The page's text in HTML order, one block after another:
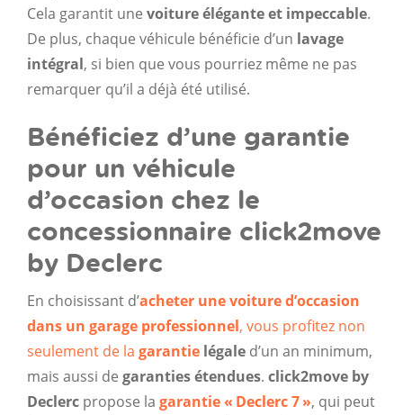
Cela garantit une voiture élégante et impeccable.
De plus, chaque véhicule bénéficie d’un lavage
intégral, si bien que vous pourriez même ne pas
remarquer qu’il a déjà été utilisé.
Bénéficiez d’une garantie
pour un véhicule
d’occasion chez le
concessionnaire click2move
by Declerc
En choisissant d’acheter une voiture d’occasion
dans un garage professionnel, vous profitez non
seulement de la garantie légale d’un an minimum,
mais aussi de garanties étendues. click2move by
Declerc propose la garantie « Declerc 7», qui peut